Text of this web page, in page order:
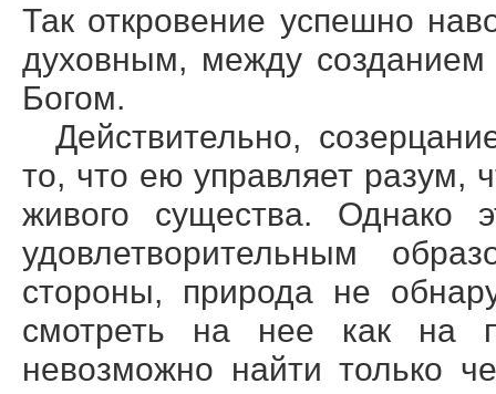
Так откровение успешно
духовным, между
Богом.
Действительно,
то, что ею управляет разум,
живого существа. Однако
удовлетворительным
стороны, природа не
смотреть на нее как на
невозможно найти только